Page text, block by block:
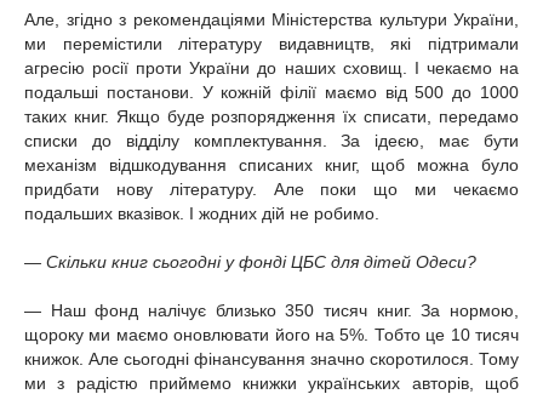
Але, згідно з рекомендаціями Міністерства культури України,
ми перемістили літературу видавництв, які підтримали
агресію росії проти України до наших сховищ. І чекаємо на
подальші постанови. У кожній філії маємо від 500 до 1000
таких книг. Якщо буде розпорядження їх списати, передамо
списки до відділу комплектування. За ідеєю, має бути
механізм відшкодування списаних книг, щоб можна було
придбати нову літературу. Але поки що ми чекаємо
подальших вказівок. І жодних дій не робимо.
— Скільки книг сьогодні у фонді ЦБС для дітей Одеси?
— Наш фонд налічує близько 350 тисяч книг. За нормою,
щороку ми маємо оновлювати його на 5%. Тобто це 10 тисяч
книжок. Але сьогодні фінансування значно скоротилося. Тому
ми з радістю приймемо книжки українських авторів, щоб